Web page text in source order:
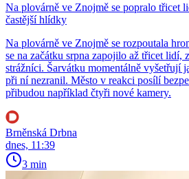
Na plovárně ve Znojmě se popralo třicet
častější hlídky
Na plovárně ve Znojmě se rozpoutala
se na začátku srpna zapojilo až třicet lidí,
strážníci. Šarvátku momentálně vyšetřují
při ní nezranil. Město v reakci posílí
přibudou například čtyři nové kamery.
Brněnská Drbna
dnes, 11:39
3 min